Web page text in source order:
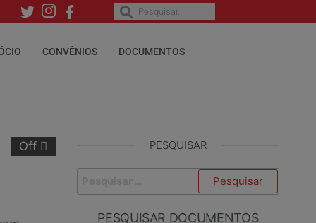
CONVÊNIOS DOCUMENTOS
Off PESQUISAR
PESQUISAR DOCUMENTOS